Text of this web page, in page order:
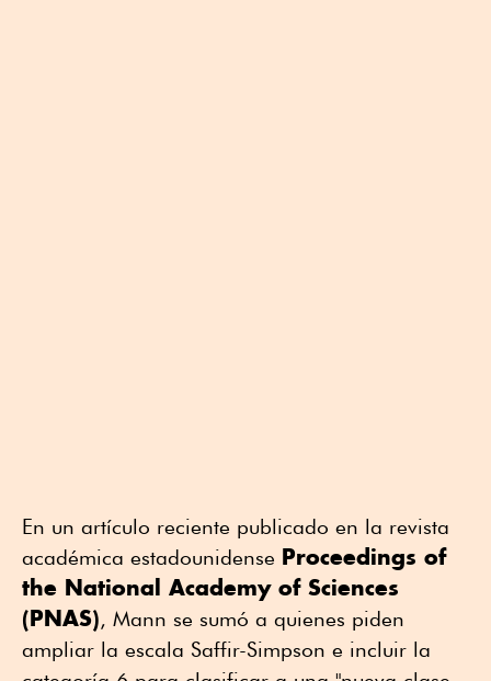
En un artículo reciente publicado en la revista
académica estadounidense Proceedings of
the National Academy of Sciences
(PNAS), Mann se sumó a quienes piden
ampliar la escala Saffir-Simpson e incluir la